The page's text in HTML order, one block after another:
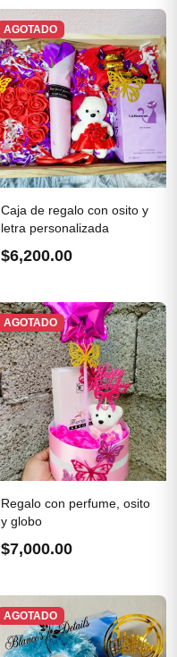
AGOTADO
Caja de regalo con osito y
letra personalizada
$6,200.00
AGOTADO
Regalo con perfume, osito
y globo
$7,000.00
AGOTADO